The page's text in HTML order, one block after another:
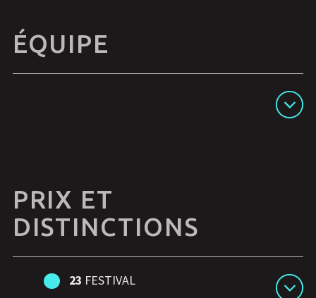
ÉQUIPE
PRIX ET
DISTINCTIONS
23 FESTIVAL